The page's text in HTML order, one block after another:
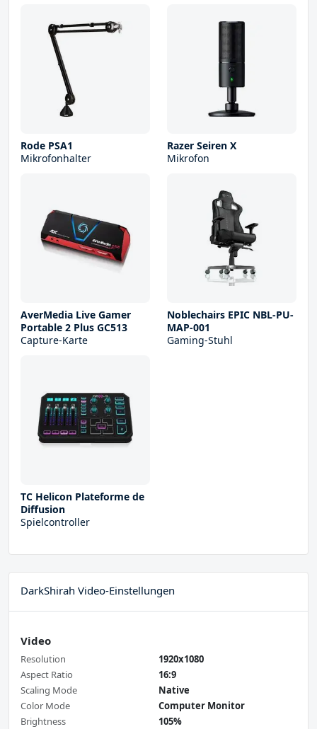
Rode PSA1
Mikrofonhalter
Razer Seiren X
Mikrofon
AverMedia Live Gamer
Portable 2 Plus GC513
Capture-Karte
Noblechairs EPIC NBL-PU-
MAP-001
Gaming-Stuhl
TC Helicon Plateforme de
Diffusion
Spielcontroller
DarkShirah Video-Einstellungen
Video
Resolution
1920x1080
Aspect Ratio
16:9
Scaling Mode
Native
Color Mode
Computer Monitor
Brightness
105%